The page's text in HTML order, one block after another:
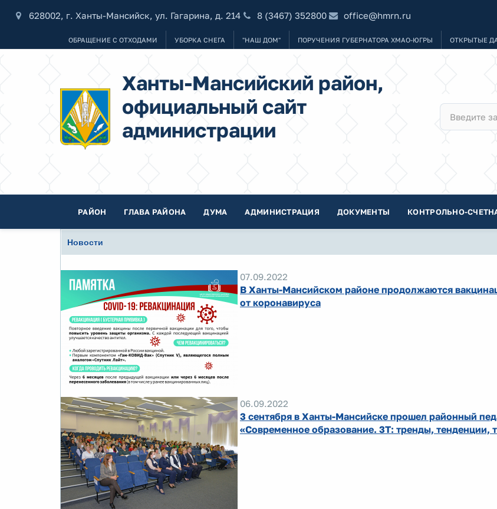
628002, г. Ханты-Мансийск, ул. Гагарина, д. 214 8 (3467) 352800 office@hmrn.ru
ОБРАЩЕНИЕ С ОТХОДАМИ УБОРКА СНЕГА "НАШ ДОМ" ПОРУЧЕНИЯ ГУБЕРНАТОРА ХМАО-ЮГРЫ ОТКРЫТЫЕ
Ханты-Мансийский район,
официальный сайт
администрации
РАЙОН ГЛАВА РАЙОНА ДУМА АДМИНИСТРАЦИЯ ДОКУМЕНТЫ КОНТРОЛЬНО-
Новости
07.09.2022
В Ханты-Мансийском районе продолжаются
от коронавируса
06.09.2022
3 сентября в Ханты-Мансийске прошел районный
«Современное образование. 3Т: тренды, тенденции,